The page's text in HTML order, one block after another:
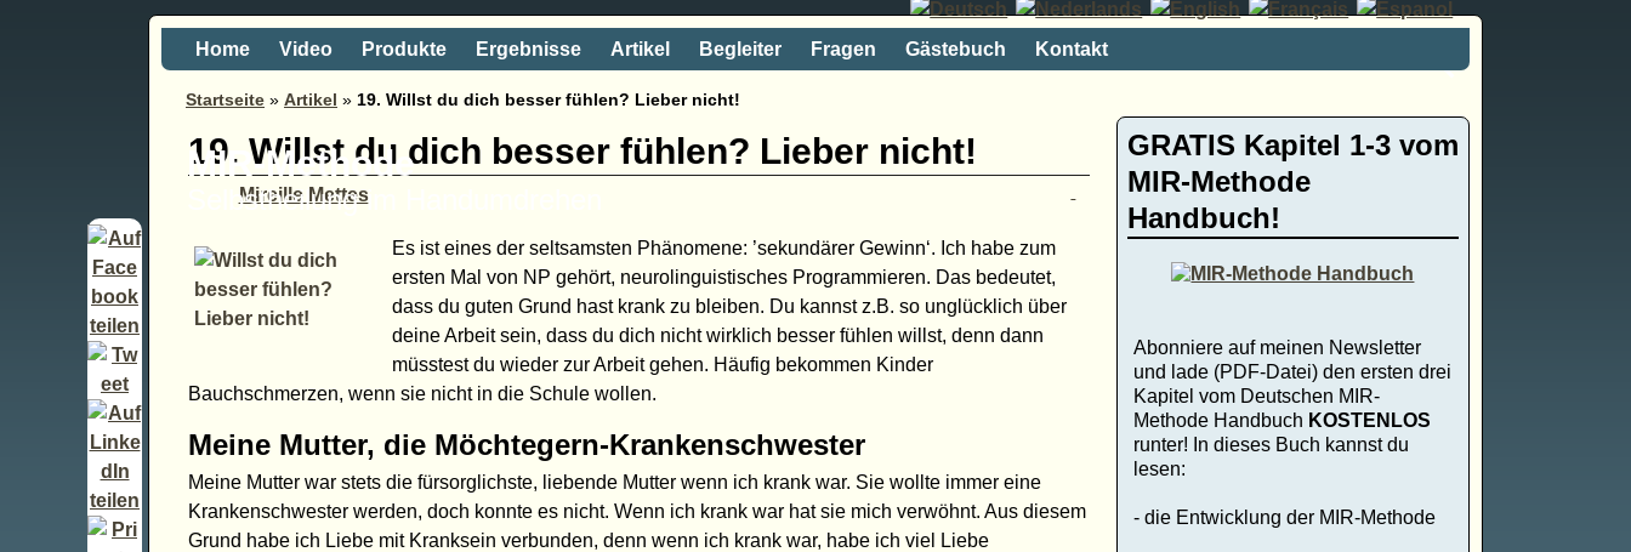
MIR-Methode
Selbstheilung im Handumdrehen
Home Video Produkte Ergebnisse Artikel Begleiter Fragen Gästebuch Kontakt
Startseite » Artikel » 19. Willst du dich besser fühlen? Lieber nicht!
19. Willst du dich besser fühlen? Lieber nicht!
Mireille Mettes
Es ist eines der seltsamsten Phänomene: ’sekundärer Gewinn‘. Ich habe zum
ersten Mal von NP gehört, neurolinguistisches Programmieren. Das bedeutet,
dass du guten Grund hast krank zu bleiben. Du kannst z.B. so unglücklich über
deine Arbeit sein, dass du dich nicht wirklich besser fühlen willst, denn dann
müsstest du wieder zur Arbeit gehen. Häufig bekommen Kinder
Bauchschmerzen, wenn sie nicht in die Schule wollen.
Meine Mutter, die Möchtegern-Krankenschwester
Meine Mutter war stets die fürsorglichste, liebende Mutter wenn ich krank war. Sie wollte immer eine
Krankenschwester werden, doch konnte es nicht. Wenn ich krank war hat sie mich verwöhnt. Aus diesem
Grund habe ich Liebe mit Kranksein verbunden, denn wenn ich krank war, habe ich viel Liebe
GRATIS Kapitel 1-3 vom
MIR-Methode
Handbuch!
Abonniere auf meinen Newsletter
und lade (PDF-Datei) den ersten drei
Kapitel vom Deutschen MIR-
Methode Handbuch KOSTENLOS
runter! In dieses Buch kannst du
lesen:
- die Entwicklung der MIR-Methode